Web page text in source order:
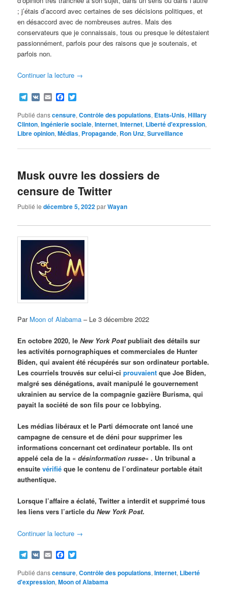
; j’étais d’accord avec certaines de ses décisions politiques, et
en désaccord avec de nombreuses autres. Mais des
conservateurs que je connaissais, tous ou presque le détestaient
passionnément, parfois pour des raisons que je soutenais, et
parfois non.
Continuer la lecture →
Telegram
VK EmailFacebook
Publié danscensure,Contrôle des populations, Etats-Unis,Hillary
Clinton,Ingénierie sociale,Internet,Internet, Liberté d'expression,
Libre opinion,Médias, Propagande, Ron Unz,Surveillance
Musk ouvre les dossiers de
censure de Twitter
Publié ledécembre 5, 2022parWayan
Par Moon of Alabama – Le 3 décembre 2022
En octobre 2020, leNew York Postpubliait des détails sur
les activités pornographiques et commerciales de Hunter
Biden, qui avaient été récupérés sur son ordinateur portable.
Les courriels trouvés sur celui-ciprouvaient que Joe Biden,
malgré ses dénégations, avait manipulé le gouvernement
ukrainien au service de la compagnie gazière Burisma, qui
payait la société de son fils pour ce lobbying.
Les médias libéraux et le Parti démocrate ont lancé une
campagne de censure et de déni pour supprimer les
informations concernant cet ordinateur portable. Ils ont
appelé cela de la «désinformation russe« . Un tribunal a
ensuitevérifié que le contenu de l’ordinateur portable était
authentique.
Lorsque l’affaire a éclaté, Twitter a interdit et supprimé tous
les liens vers l’article duNew York Post.
Continuer la lecture →
Telegram
VK EmailFacebook
Publié danscensure,Contrôle des populations,Internet, Liberté
d'expression,Moon of Alabama